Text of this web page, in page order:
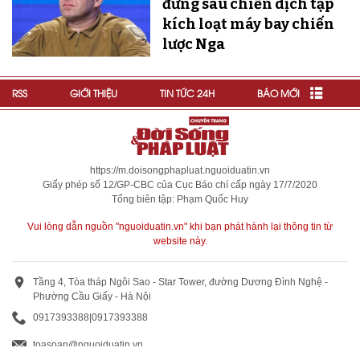
đứng sau chiến dịch tập
kích loạt máy bay chiến
lược Nga
RSS GIỚI THIỆU TIN TỨC 24H BÁO MỚI
https://m.doisongphapluat.nguoiduatin.vn
Giấy phép số 12/GP-CBC của Cục Báo chí cấp ngày 17/7/2020
Tổng biên tập: Phạm Quốc Huy
Vui lòng dẫn nguồn "nguoiduatin.vn" khi bạn phát hành lại thông tin từ
website này.
Tầng 4, Tòa tháp Ngôi Sao - Star Tower, đường Dương Đình Nghệ -
Phường Cầu Giấy - Hà Nội
0917393388|0917393388
toasoan@nguoiduatin.vn